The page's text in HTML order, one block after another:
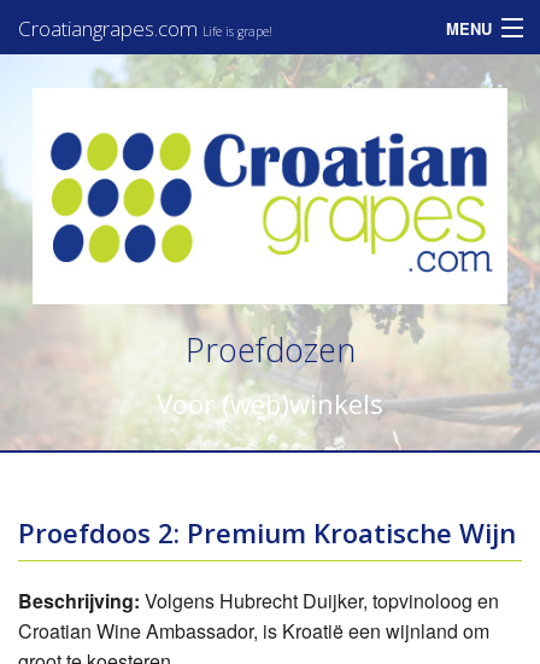
Croatiangrapes.com Life is grape! MENU
Assortiment
Informatie
Zakelijk
Consumenten
Proefdozen
Voor (web)winkels
Proefdoos 2: Premium Kroatische Wijn
Beschrijving:Volgens Hubrecht Duijker, topvinoloog en
Croatian Wine Ambassador, is Kroatië een wijnland om